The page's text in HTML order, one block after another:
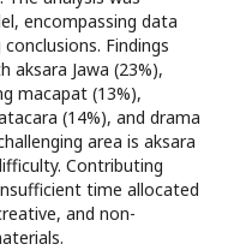
encompassing data
Findings
Jawa (23%),
macapat (13%),
(14%), and drama
area is aksara
Contributing
time allocated
and non-